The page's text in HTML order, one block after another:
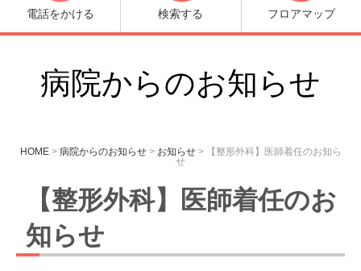
電話をかける 検索する フロアマップ
病院からのお知らせ
HOME> 病院からのお知らせ> お知らせ>
【整形外科】医師着任のお知ら
せ
【整形外科】医師着任のお
知らせ